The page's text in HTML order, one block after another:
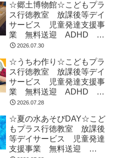
徳 市川市 浦安市
☆郷土博物館☆こどもプラ
ス行徳教室 放課後等デイ
サービス 児童発達支援事
業 無料送迎 ADHD 自
閉症 発達障がい 運動療
市 浦安市
2026.07.30
☆うちわ作り☆こどもプラ
ス行徳教室 放課後等デイ
サービス 児童発達支援事
業 無料送迎 ADHD 自
閉症 発達障がい 運動療
市 浦安市
2026.07.28
☆夏の水あそびDAY☆こど
もプラス行徳教室 放課後
等デイサービス 児童発達
支援事業 無料送迎